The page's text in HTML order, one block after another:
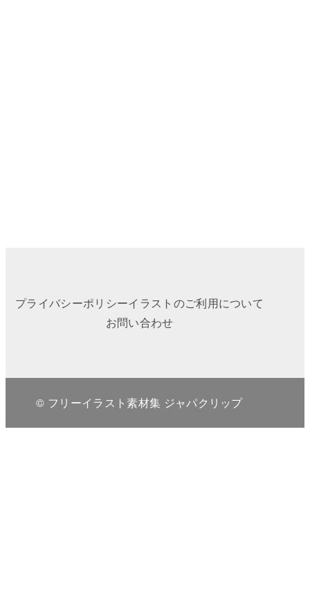
プライバシーポリシーイラストのご利用について
お問い合わせ
© フリーイラスト素材集 ジャパクリップ